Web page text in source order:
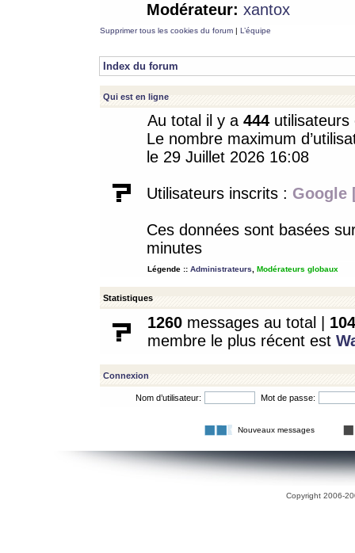
Modérateur: xantox
Supprimer tous les cookies du forum | L’équipe
Index du forum
Qui est en ligne
Au total il y a 444
Le nombre maximum
le 29 Juillet 2026 16:08
Utilisateurs inscrits : Google
Ces données sont basées
minutes
Légende :: Administrateurs Modérateurs globaux
Statistiques
1260 messages au total | 104
membre le plus récent est
Connexion
Nom d’utilisateur: Mot de passe:
Nouveaux messages
Copyright 2006-